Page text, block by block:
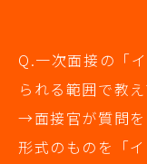
Q.一次面接の「
られる範囲で教え
→面接官が質問
形式のものを「